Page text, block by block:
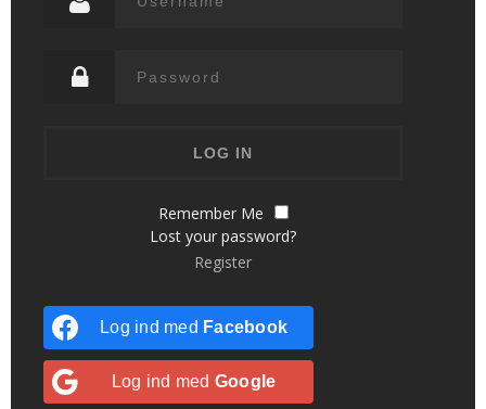
Remember Me
Lost your password?
Register
Log ind med Facebook
Log ind med Google